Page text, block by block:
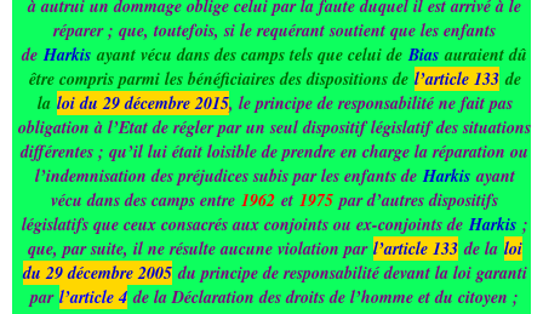
à autrui un dommage oblige celui par la faute duquel il est arrivé à le
réparer ; que, toutefois, si le requérant soutient que les enfants
de Harkis ayant vécu dans des camps tels que celui deBias auraient dû
être compris parmi les bénéficiaires des dispositions de l’article 133 de
la loi du 29 décembre 2015, le principe de responsabilité ne fait pas
obligation à l’Etat de régler par un seul dispositif législatif des situations
différentes ; qu’il lui était loisible de prendre en charge la réparation ou
l’indemnisation des préjudices subis par les enfants de Harkis ayant
vécu dans des camps entre 1962 et 1975 par d’autres dispositifs
législatifs que ceux consacrés aux conjoints ou ex-conjoints deHarkis;
que, par suite, il ne résulte aucune violation par l’article 133de la loi
du 29 décembre 2005du principe de responsabilité devant la loi garanti
par l’article 4 de la Déclaration des droits de l’homme et du citoyen ;